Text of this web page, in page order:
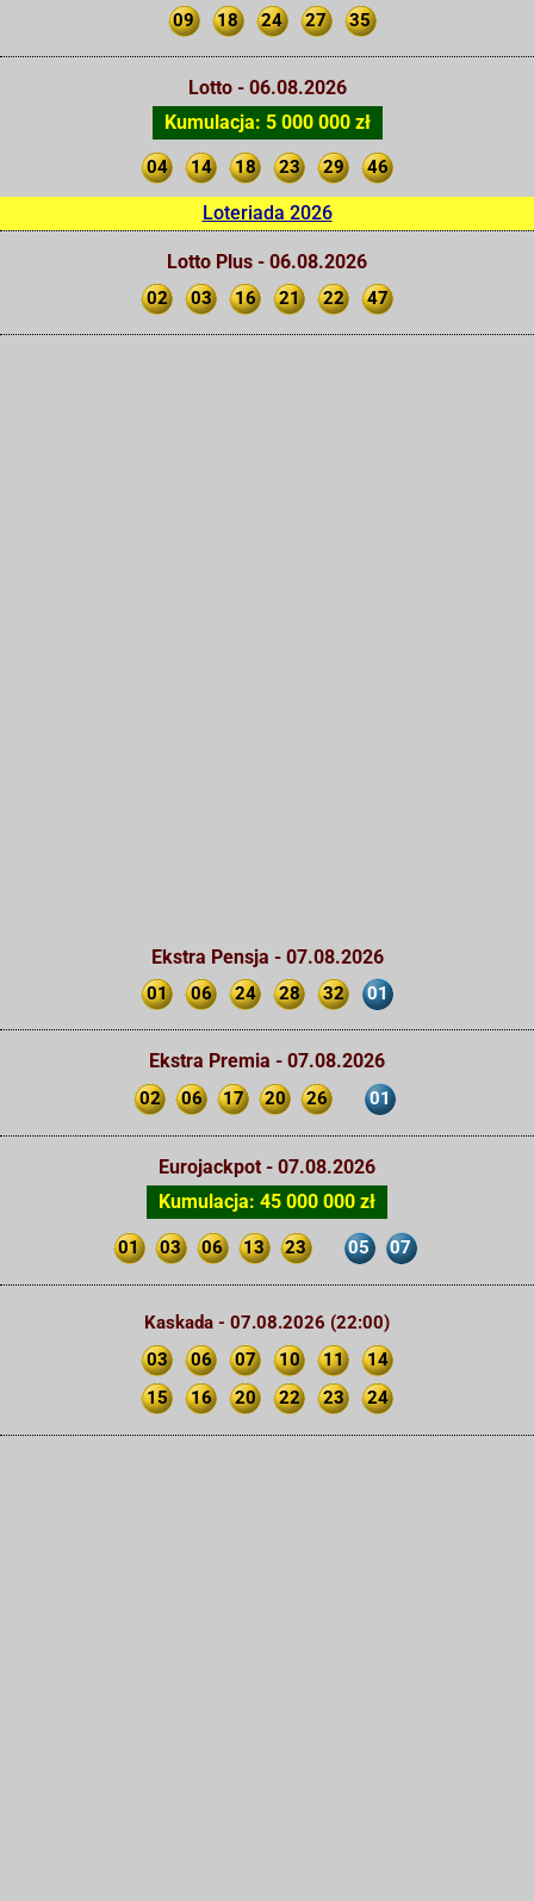
09 18 24 27 35
Lotto - 06.08.2026
Kumulacja: 5 000 000 zł
04 14 18 23 29 46
Loteriada 2026
Lotto Plus - 06.08.2026
02 03 16 21 22 47
Ekstra Pensja - 07.08.2026
01 06 24 28 32 01
Ekstra Premia - 07.08.2026
02 06 17 20 26 01
Eurojackpot - 07.08.2026
Kumulacja: 45 000 000 zł
01 03 06 13 23 05 07
Kaskada - 07.08.2026 (22:00)
03
06 07 10 11
14
15
16 20 22 23 24